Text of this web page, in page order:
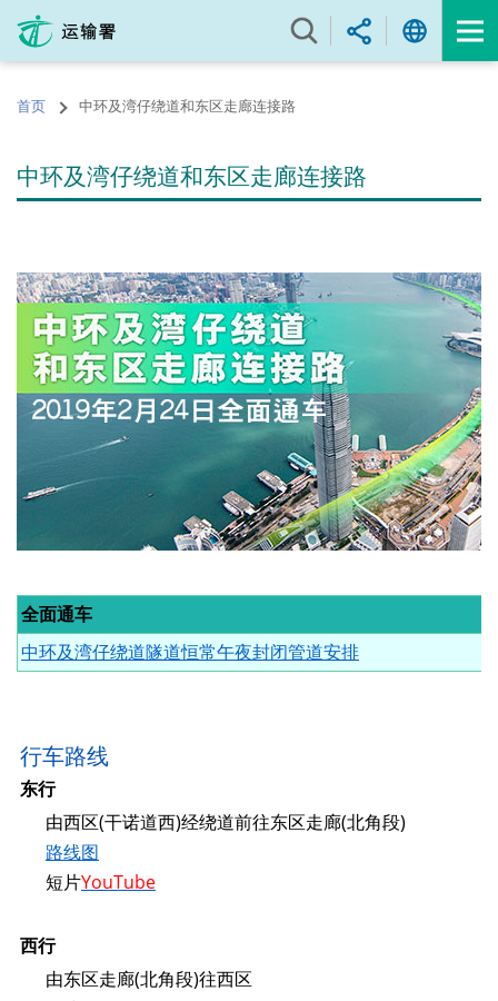
内
的首页 中环及湾仔绕道和东区走廊连接路
中环及湾仔绕道和东区走廊连接路
全面通车
中环及湾仔绕道隧道恒常午夜封闭管道安排
行车路线
东行
由西区(干诺道西)经绕道前往东区走廊(北角段)
路线图
短片YouTube
西行
由东区走廊(北角段)往西区